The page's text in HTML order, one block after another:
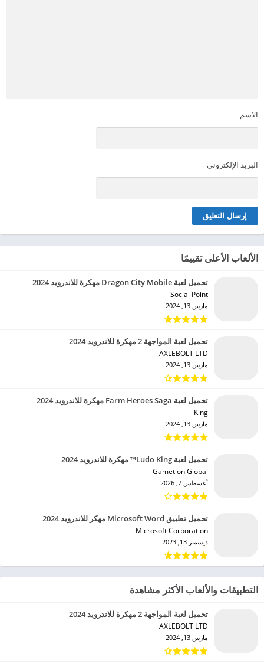
الاسم
البريد الإلكتروني
الألعاب الأعلى تقييمًا
تحميل لعبة Dragon City Mobile مهكرة للاندرويد 2024
Social Point‏
مارس 13, 2024
تحميل لعبة المواجهة 2 مهكرة للاندرويد 2024
AXLEBOLT LTD‏
مارس 13, 2024
تحميل لعبة Farm Heroes Saga مهكرة للاندرويد 2024
King‏
مارس 13, 2024
تحميل لعبة Ludo King™ مهكرة للاندرويد 2024
Gametion Global‏
أغسطس 7, 2026
تحميل تطبيق Microsoft Word مهكر للاندرويد 2024
Microsoft Corporation‏
ديسمبر 13, 2023
التطبيقات والألعاب الأكثر مشاهدة
تحميل لعبة المواجهة 2 مهكرة للاندرويد 2024
AXLEBOLT LTD‏
مارس 13, 2024